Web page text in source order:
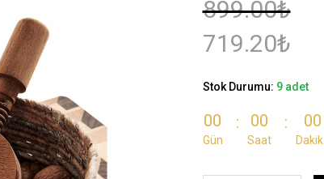
899.00₺
719.20₺
Stok Durumu: 9 adet
00
Gün
00
Saat
00